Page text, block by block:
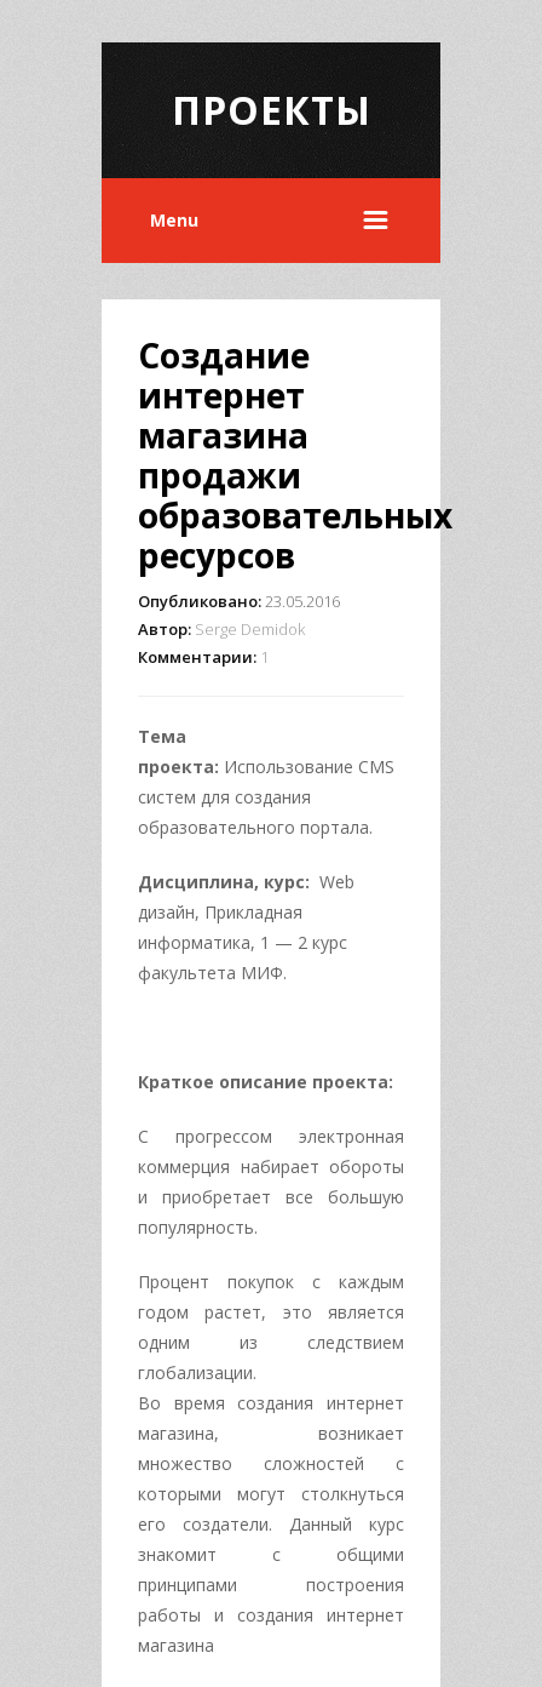
ПРОЕКТЫ
Menu
Создание
интернет
магазина
продажи
образовательных
ресурсов
Опубликовано:23.05.2016
Автор: Serge Demidok
Комментарии: 1
Тема
проекта: Использование CMS
систем для создания
образовательного портала.
Дисциплина, курс: Web
дизайн, Прикладная
информатика, 1 — 2 курс
факультета МИФ.
Краткое описание проекта:
С прогрессом электронная
коммерция набирает обороты
и приобретает все большую
популярность.
Процент покупок с каждым
годом растет, это является
одним из следствием
глобализации.
Во время создания интернет
магазина, возникает
множество сложностей с
которыми могут столкнуться
его создатели. Данный курс
знакомит с общими
принципами построения
работы и создания интернет
магазина